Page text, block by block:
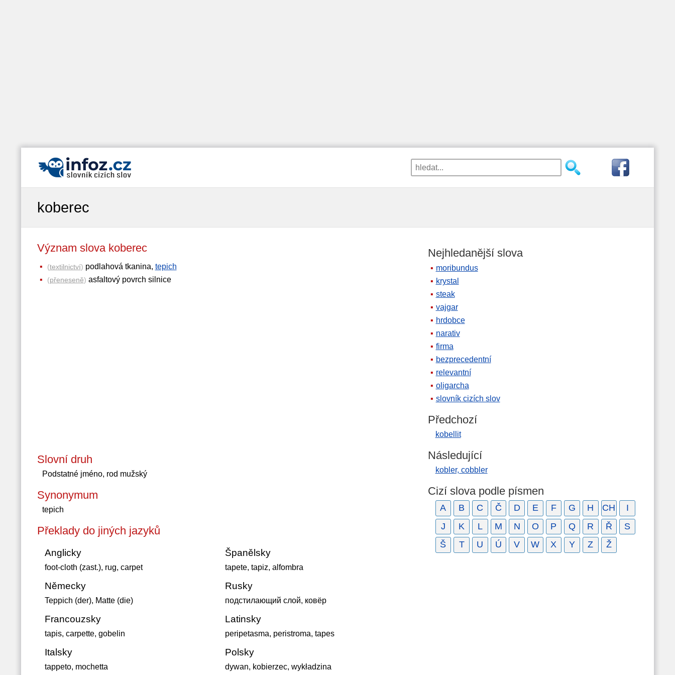
koberec
Význam slova koberec
(textilnictví) podlahová tkanina, tepich
(přeneseně) asfaltový povrch silnice
Slovní druh
Podstatné jméno, rod mužský
Synonymum
tepich
Překlady do jiných jazyků
Anglicky
foot-cloth (zast.), rug, carpet
Německy
Teppich (der), Matte (die)
Francouzsky
tapis, carpette, gobelin
Italsky
tappeto, mochetta
Španělsky
tapete, tapiz, alfombra
Rusky
подстилающий слой, ковёр
Latinsky
peripetasma, peristroma, tapes
Polsky
dywan, kobierzec, wykładzina
Nejhledanější slova
moribundus
krystal
steak
vajgar
hrdobce
narativ
firma
bezprecedentní
relevantní
oligarcha
slovník cizích slov
Předchozí
kobellit
Následující
kobler, cobbler
Cizí slova podle písmen
A B C Č D E F G H CH
I
J
K L M N O P Q R Ř
S
Š
T U Ú V W X Y Z Ž